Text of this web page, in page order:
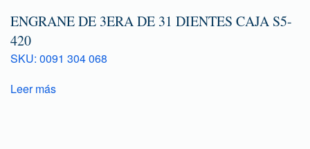
ENGRANE DE 3ERA DE 31 DIENTES CAJA S5-
420
SKU: 0091 304 068
Leer más